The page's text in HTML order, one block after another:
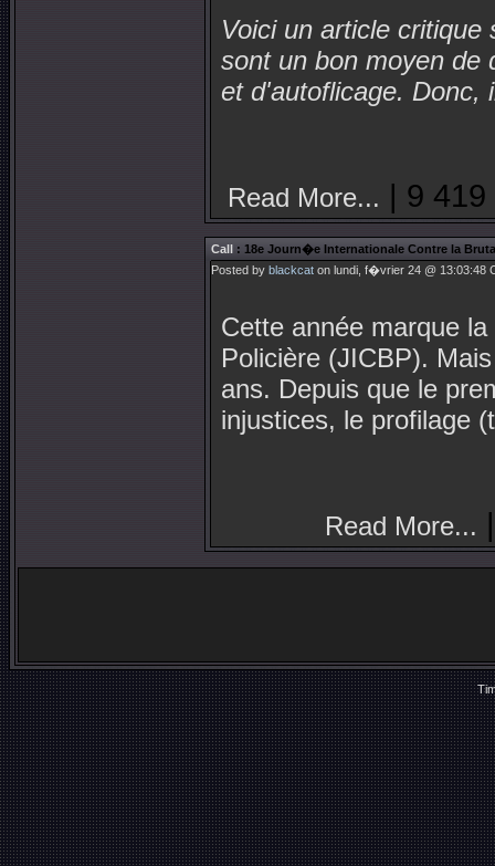
Voici un article
sont un bon moyen de
et d'autoflicage. Donc,
Read More... | 9
Call : 18e Journ�e Internationale Contre la
Posted by blackcat on lundi, f�vrier 24 @ 13:03:48
Cette année marque
Policière (JICBP).
ans. Depuis que le
injustices, le profilage
Read More...